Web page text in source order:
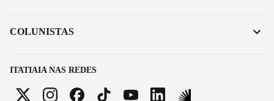
ITATIAIA NAS REDES
COLUNISTAS